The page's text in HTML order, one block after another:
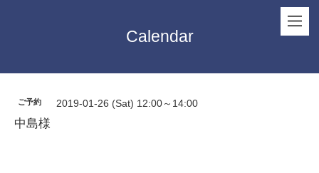
Calendar
ご予約 2019-01-26 (Sat) 12:00～14:00
中島様